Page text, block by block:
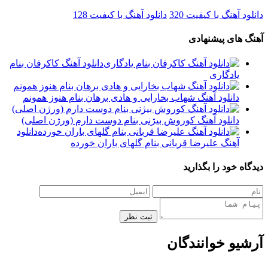
دانلود آهنگ با کیفیت 320 دانلود آهنگ با کیفیت 128
آهنگ های پیشنهادی
دانلود آهنگ کاکرفان بنام
یادگاری
دانلود آهنگ شهاب بخارایی و هادی برهان بنام هنوز همونم
دانلود آهنگ کوروش بیژنی بنام دوست دارم (ورژن اصلی)
دانلود
آهنگ علیرضا قربانی بنام گلهای باران خورده
دیدگاه خود را بگذارید
ثبت نظر
آرشیو خوانندگان